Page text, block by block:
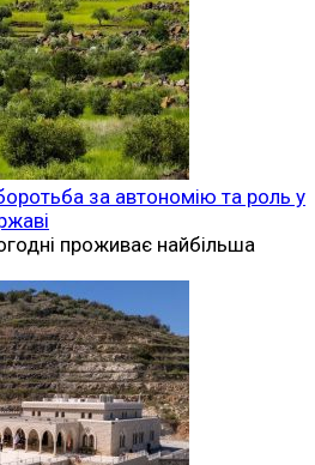
за автономію та роль у
проживає найбільша